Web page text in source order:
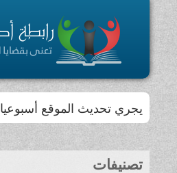
يجري تحديث الموقع أسبوعيا
تصنيفات